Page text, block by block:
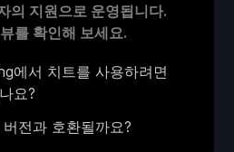
의 지원으로 운영됩니다.
를 확인해 보세요.
에서 치트를 사용하려면
요?
전과 호환될까요?